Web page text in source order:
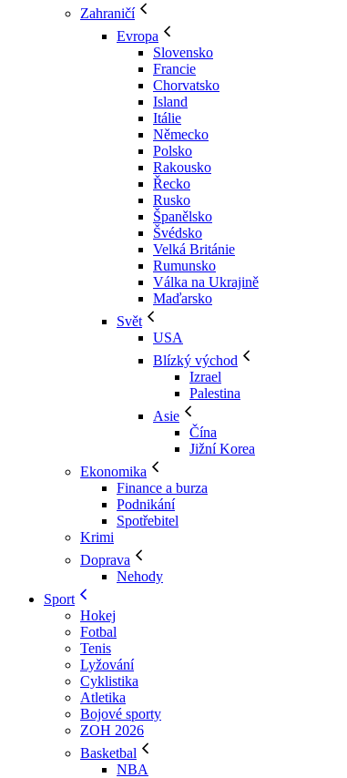
Zahraničí
Evropa
Slovensko
Francie
Chorvatsko
Island
Itálie
Německo
Polsko
Rakousko
Řecko
Rusko
Španělsko
Švédsko
Velká Británie
Rumunsko
Válka na Ukrajině
Maďarsko
Svět
USA
Blízký východ
Izrael
Palestina
Asie
Čína
Jižní Korea
Ekonomika
Finance a burza
Podnikání
Spotřebitel
Krimi
Doprava
Nehody
Sport
Hokej
Fotbal
Tenis
Lyžování
Cyklistika
Atletika
Bojové sporty
ZOH 2026
Basketbal
NBA